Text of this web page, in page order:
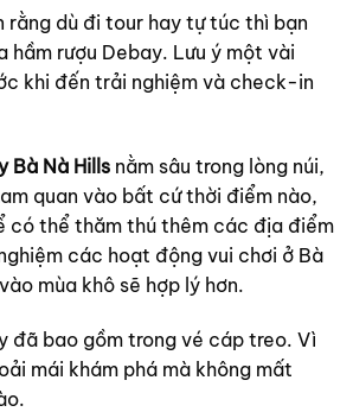
rằng dù đi tour hay tự túc thì bạn
hầm rượu Debay. Lưu ý một vài
khi đến trải nghiệm và check-in
Bà Nà Hills nằm sâu trong lòng núi,
quan vào bất cứ thời điểm nào,
có thể thăm thú thêm các địa điểm
các hoạt động vui chơi ở Bà
mùa khô sẽ hợp lý hơn.
đã bao gồm trong vé cáp treo. Vì
mái khám phá mà không mất